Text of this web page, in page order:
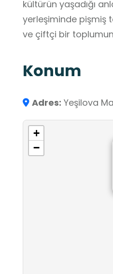
kültürün yaşadığı
yerleşiminde pişmiş
ve çiftçi bir toplumun
Konum
Adres: Yeşilova
+
−